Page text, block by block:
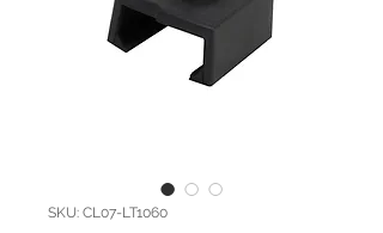
SKU: CL07-LT1060